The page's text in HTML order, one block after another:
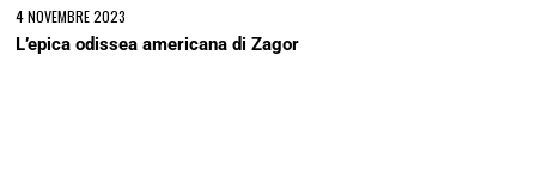
4 NOVEMBRE 2023
L’epica odissea americana di Zagor